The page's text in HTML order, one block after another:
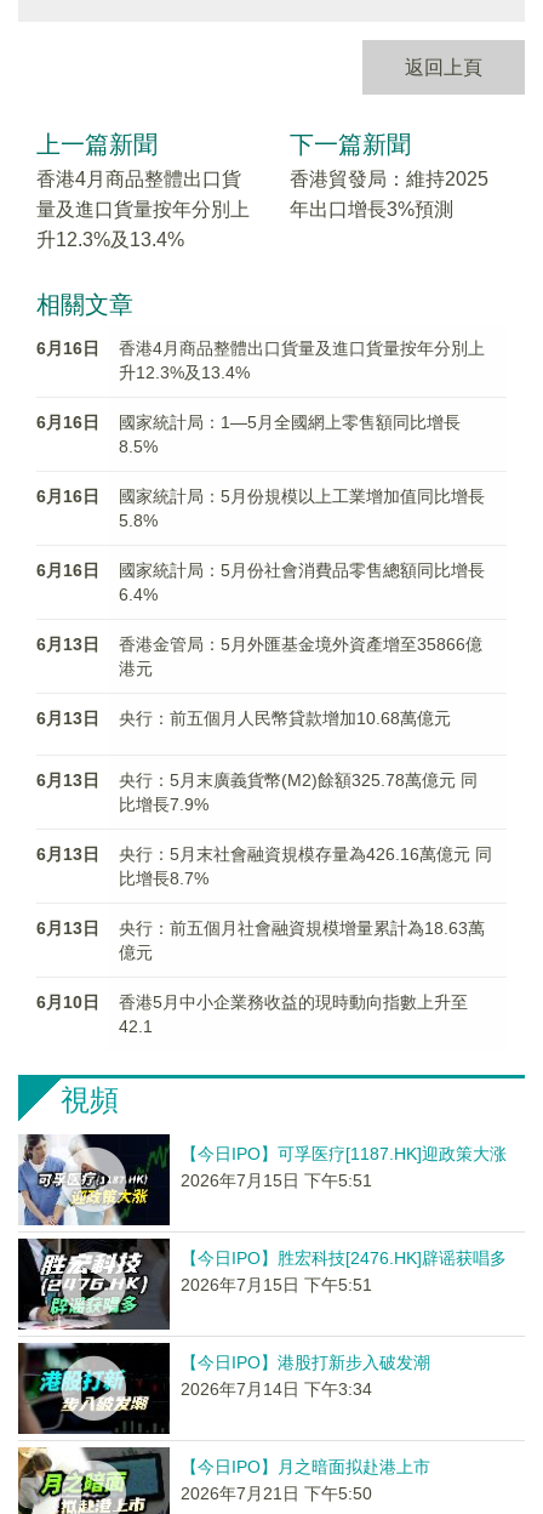
返回上頁
上一篇新聞
香港4月商品整體出口貨
量及進口貨量按年分別上
升12.3%及13.4%
下一篇新聞
香港貿發局：維持2025
年出口增長3%預測
相關文章
6月16日
香港4月商品整體出口貨量及進口貨量按年分別上
升12.3%及13.4%
6月16日
國家統計局：1—5月全國網上零售額同比增長
8.5%
6月16日
國家統計局：5月份規模以上工業增加值同比增長
5.8%
6月16日
國家統計局：5月份社會消費品零售總額同比增長
6.4%
6月13日
香港金管局：5月外匯基金境外資產增至35866億
港元
6月13日 央行：前五個月人民幣貸款增加10.68萬億元
6月13日
央行：5月末廣義貨幣(M2)餘額325.78萬億元 同
比增長7.9%
6月13日
央行：5月末社會融資規模存量為426.16萬億元 同
比增長8.7%
6月13日
央行：前五個月社會融資規模增量累計為18.63萬
億元
6月10日
香港5月中小企業務收益的現時動向指數上升至
42.1
視頻
【今日IPO】可孚医疗[1187.HK]迎政策大涨
2026年7月15日 下午5:51
【今日IPO】胜宏科技[2476.HK]辟谣获唱多
2026年7月15日 下午5:51
【今日IPO】港股打新步入破发潮
2026年7月14日 下午3:34
【今日IPO】月之暗面拟赴港上市
2026年7月21日 下午5:50